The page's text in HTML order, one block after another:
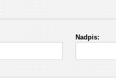
Nadpis: